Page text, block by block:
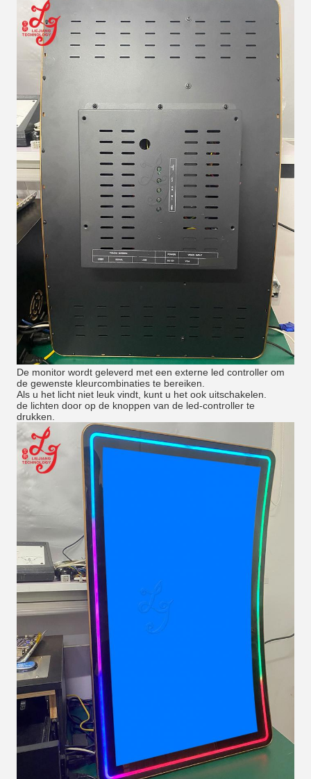
De monitor wordt geleverd met een externe led controller om
de gewenste kleurcombinaties te bereiken.
Als u het licht niet leuk vindt, kunt u het ook uitschakelen.
de lichten door op de knoppen van de led-controller te
drukken.